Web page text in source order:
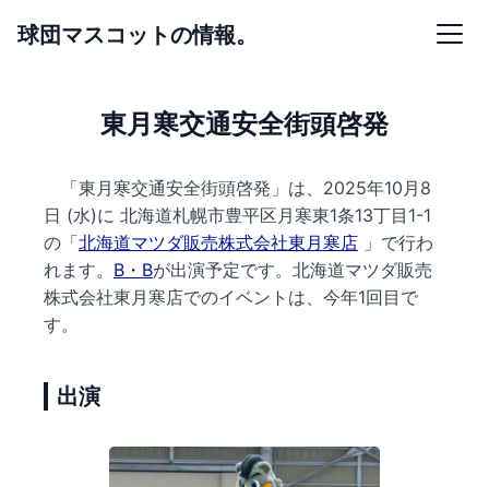
球団マスコットの情報。
東月寒交通安全街頭啓発
「東月寒交通安全街頭啓発」は、2025年10月8
日 (水)に 北海道札幌市豊平区月寒東1条13丁目1-1
の 「北海道マツダ販売株式会社東月寒店 」で行わ
れます。 B・Bが出演予定です。 北海道マツダ販売
株式会社東月寒店でのイベントは、今年1回目で
す。
出演